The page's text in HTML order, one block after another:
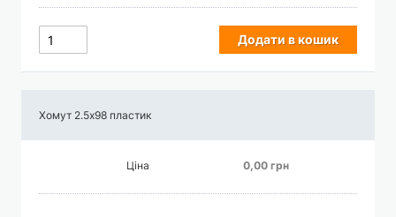
Додати в кошик
Хомут 2.5х98 пластик
Ціна 0,00 грн